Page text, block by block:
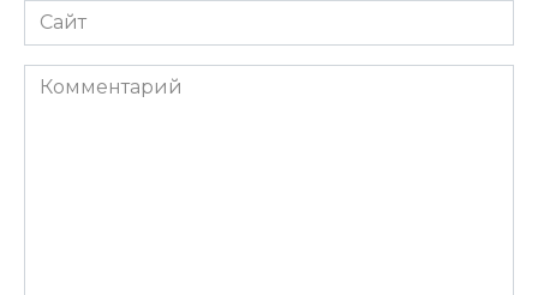
Сайт
Комментарий